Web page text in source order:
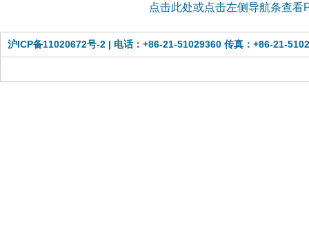
点击此处或点击左侧导航条查看
沪ICP备11020672号-2 | 电话：+86-21-51029360 传真：+86-21-